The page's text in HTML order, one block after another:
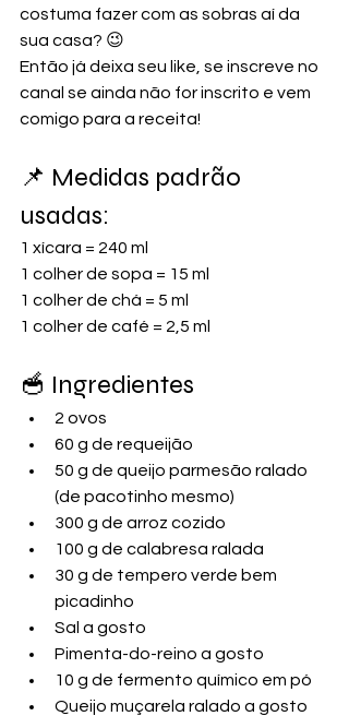
costuma fazer com as sobras aí da
sua casa? 😉
Então já deixa seu like, se inscreve no
canal se ainda não for inscrito e vem
comigo para a receita!
📌 Medidas padrão
usadas:
1 xícara = 240 ml
1 colher de sopa = 15 ml
1 colher de chá = 5 ml
1 colher de café = 2,5 ml
🥣 Ingredientes
2 ovos
60 g de requeijão
50 g de queijo parmesão ralado
(de pacotinho mesmo)
300 g de arroz cozido
100 g de calabresa ralada
30 g de tempero verde bem
picadinho
Sal a gosto
Pimenta-do-reino a gosto
10 g de fermento químico em pó
Queijo muçarela ralado a gosto